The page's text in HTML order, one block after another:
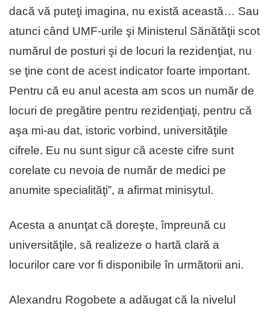
dacă vă puteţi imagina, nu există această… Sau
atunci când UMF-urile şi Ministerul Sănătăţii scot
numărul de posturi şi de locuri la rezidenţiat, nu
se ţine cont de acest indicator foarte important.
Pentru că eu anul acesta am scos un număr de
locuri de pregătire pentru rezidenţiaţi, pentru că
aşa mi-au dat, istoric vorbind, universităţile
cifrele. Eu nu sunt sigur că aceste cifre sunt
corelate cu nevoia de număr de medici pe
anumite specialităţi”, a afirmat minisytul.
Acesta a anunţat că doreşte, împreună cu
universităţile, să realizeze o hartă clară a
locurilor care vor fi disponibile în următorii ani.
Alexandru Rogobete a adăugat că la nivelul